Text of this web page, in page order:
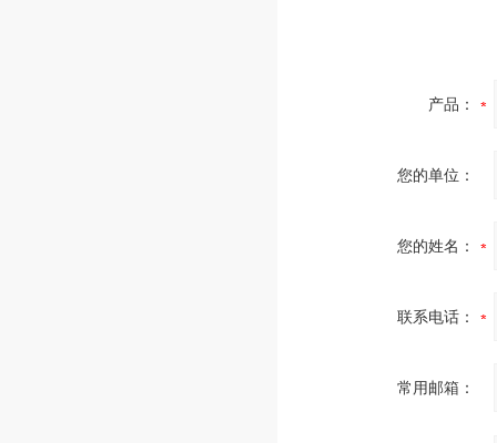
产品：
您的单位：
您的姓名：
联系电话：
常用邮箱：